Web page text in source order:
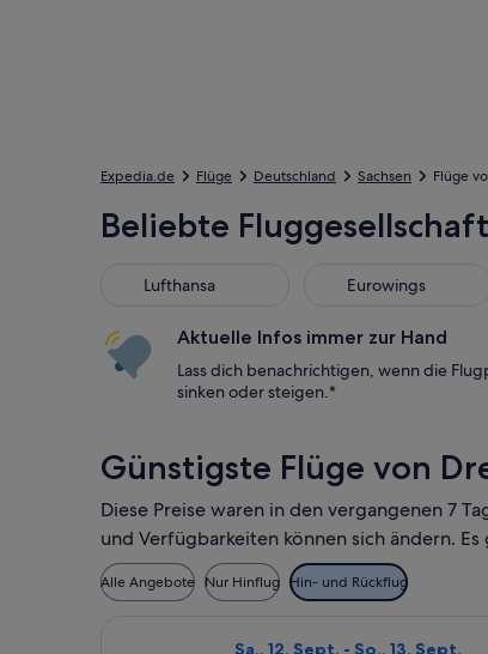
Expedia.de Flüge Deutschland Sachsen Flüge
Beliebte
Lufthansa Eurowings
Aktuelle Infos immer zur Hand
Lass dich benachrichtigen, wenn die
sinken oder steigen.*
Günstigste Flüge von
Diese Preise waren in den vergangenen 7
und Verfügbarkeiten können sich ändern.
Alle Angebote Nur Hinflug Hin- und Rückflug
Sa., 12. Sept. - So., 13. Sept.